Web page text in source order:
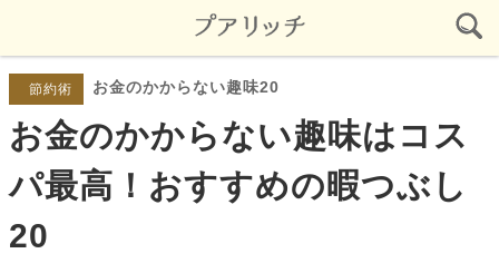
節約術 お金のかからない趣味20
お金のかからない趣味はコス
パ最高！おすすめの暇つぶし
20